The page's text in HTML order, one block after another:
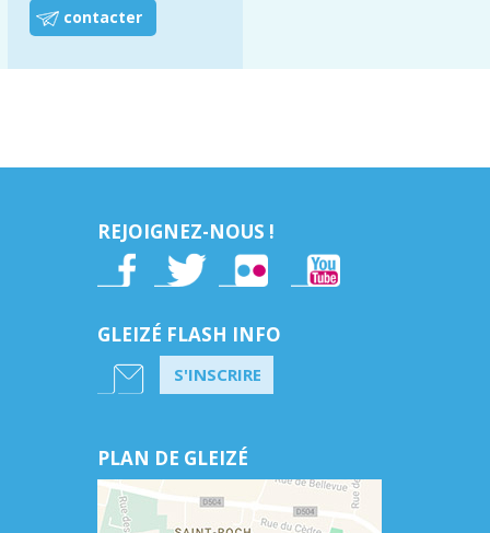
contacter
REJOIGNEZ-NOUS !
GLEIZÉ FLASH INFO
S'INSCRIRE
PLAN DE GLEIZÉ